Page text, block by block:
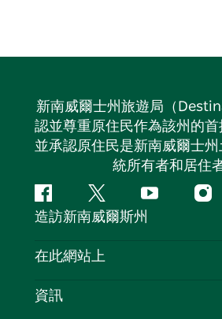
新南威爾士州旅遊局（
認並尊重原住民作為該州的首
並承認原住民是新南威爾士
統所有者和居住
Facebook嘰
嘰
喳
Youtube
造訪新南威爾斯州
聯絡我們
隱私
在此網站上
目的地
資訊